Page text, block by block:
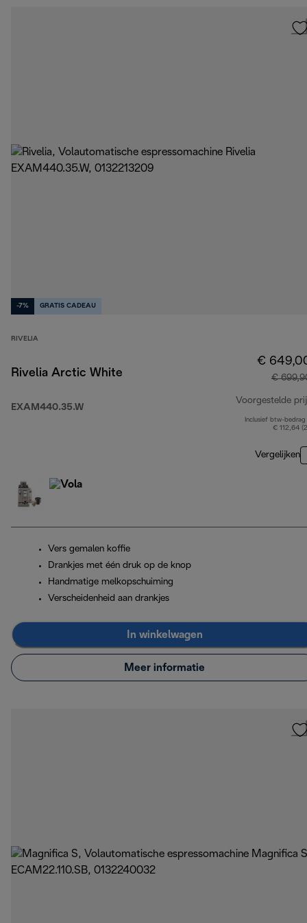
-7% GRATIS CADEAU
RIVELIA
Rivelia Arctic White
EXAM440.35.W
€
€
Voorgestelde
Inclusief btw-bedrag
€ 112,64
Vergelijken
Vers gemalen koffie
Drankjes met één druk op de knop
Handmatige melkopschuiming
Verscheidenheid aan drankjes
In winkelwagen
Meer informatie